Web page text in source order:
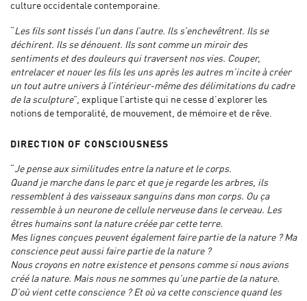
culture occidentale contemporaine.
Les fils sont tissés l’un dans l’autre. Ils s’enchevêtrent. Ils se
déchirent. Ils se dénouent. Ils sont comme un miroir des
sentiments et des douleurs qui traversent nos vies. Couper,
entrelacer et nouer les fils les uns après les autres m’incite à créer
un tout autre univers à l’intérieur-même des délimitations du cadre
de la sculpture”, explique l’artiste qui ne cesse d’explorer les
notions de temporalité, de mouvement, de mémoire et de rêve.
DIRECTION OF CONSCIOUSNESS
Je pense aux similitudes entre la nature et le corps.
Quand je marche dans le parc et que je regarde les arbres, ils
ressemblent à des vaisseaux sanguins dans mon corps. Ou ça
ressemble à un neurone de cellule nerveuse dans le cerveau. Les
êtres humains sont la nature créée par cette terre.
Mes lignes conçues peuvent également faire partie de la nature ? Ma
conscience peut aussi faire partie de la nature ?
Nous croyons en notre existence et pensons comme si nous avions
créé la nature. Mais nous ne sommes qu’une partie de la nature.
D’où vient cette conscience ? Et où va cette conscience quand les